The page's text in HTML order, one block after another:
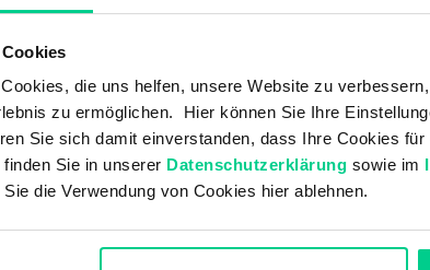
die uns helfen, unsere Website zu
zu ermöglichen. Hier können Sie Ihre
Sie sich damit einverstanden, dass Ihre Cookies
Sie in unserer Datenschutzerklärung sowie im
die Verwendung von Cookies hier ablehnen.
die Rücksendung